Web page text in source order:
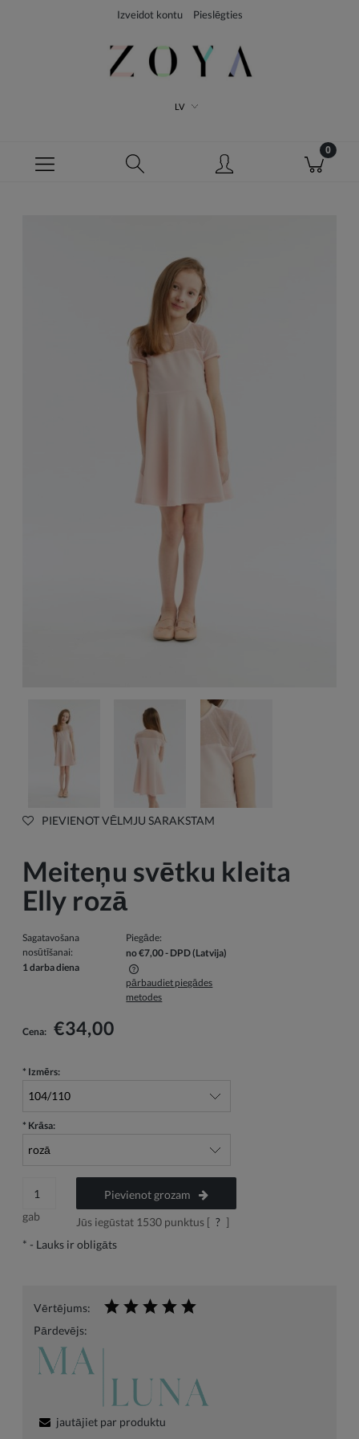
Izveidot kontu Pieslēgties
LV
PIEVIENOT VĒLMJU SARAKSTAM
Meiteņu svētku kleita
Elly rozā
Sagatavošana
nosūtīšanai:
1 darba diena
Piegāde:
no €7,00- DPD(Latvija)
Cenā nav iekļautas iespējamās maksājumu izmaksas
pārbaudiet piegādes
metodes
Cena: €34,00
* Izmērs:
* Krāsa:
gab
Pievienot grozam
Jūs iegūstat 1530punktus [ ? ]
* - Lauks ir obligāts
Vērtējums:
Pārdevējs:
jautājiet par produktu